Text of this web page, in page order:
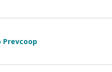
Prevcoop